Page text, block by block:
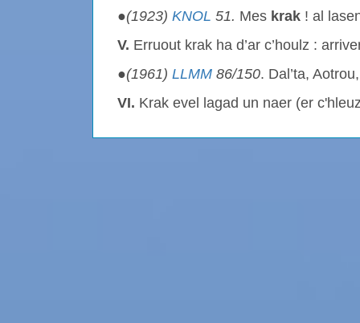
●(1923) KNOL 51. Mes krak ! al
V. Erruout krak ha d’ar c’houlz :
●(1961) LLMM 86/150. Dal’ta,
VI. Krak evel lagad un naer (er